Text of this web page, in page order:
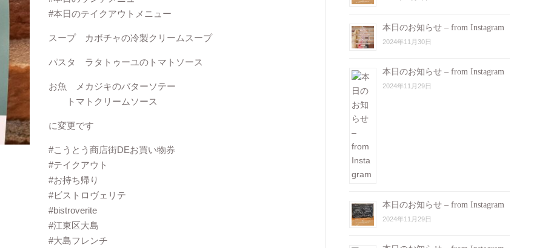
#本日のテイクアウトメニュー
スープ カボチャの冷製クリームスープ
パスタ ラタトゥーユのトマトソース
お魚 メカジキのバターソテー
トマトクリームソース
に変更です
#こうとう商店街DEお買い物券
#テイクアウト
#お持ち帰り
#ビストロヴェリテ
#bistroverite
#江東区大島
#大島フレンチ
本日のお知らせ – from Instagram
2024年11月30日
本日のお知らせ – from Instagram
2024年11月29日
本日のお知らせ – from Instagram
2024年11月29日